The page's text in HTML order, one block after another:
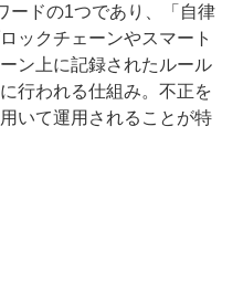
ードの1つであり、「自律
ックチェーンやスマート
ン上に記録されたルール
行われる仕組み。不正を
いて運用されることが特